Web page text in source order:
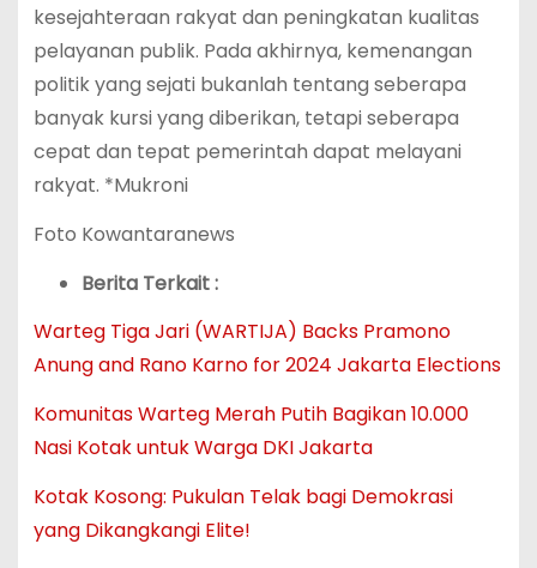
kesejahteraan rakyat dan peningkatan kualitas
pelayanan publik. Pada akhirnya, kemenangan
politik yang sejati bukanlah tentang seberapa
banyak kursi yang diberikan, tetapi seberapa
cepat dan tepat pemerintah dapat melayani
rakyat. *Mukroni
Foto Kowantaranews
Berita Terkait :
Warteg Tiga Jari (WARTIJA) Backs Pramono
Anung and Rano Karno for 2024 Jakarta Elections
Komunitas Warteg Merah Putih Bagikan 10.000
Nasi Kotak untuk Warga DKI Jakarta
Kotak Kosong: Pukulan Telak bagi Demokrasi
yang Dikangkangi Elite!